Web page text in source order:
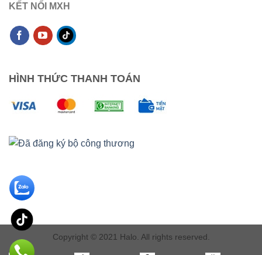
KẾT NỐI MXH
HÌNH THỨC THANH TOÁN
Copyright © 2021 Halo. All rights reserved.